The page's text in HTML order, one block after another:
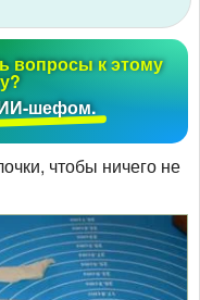
вопросы к этому
ИИ-шефом.
чтобы ничего не